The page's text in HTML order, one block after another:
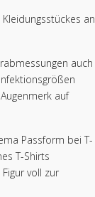
an
auch
auf
Passform bei T-
T-Shirts
voll zur